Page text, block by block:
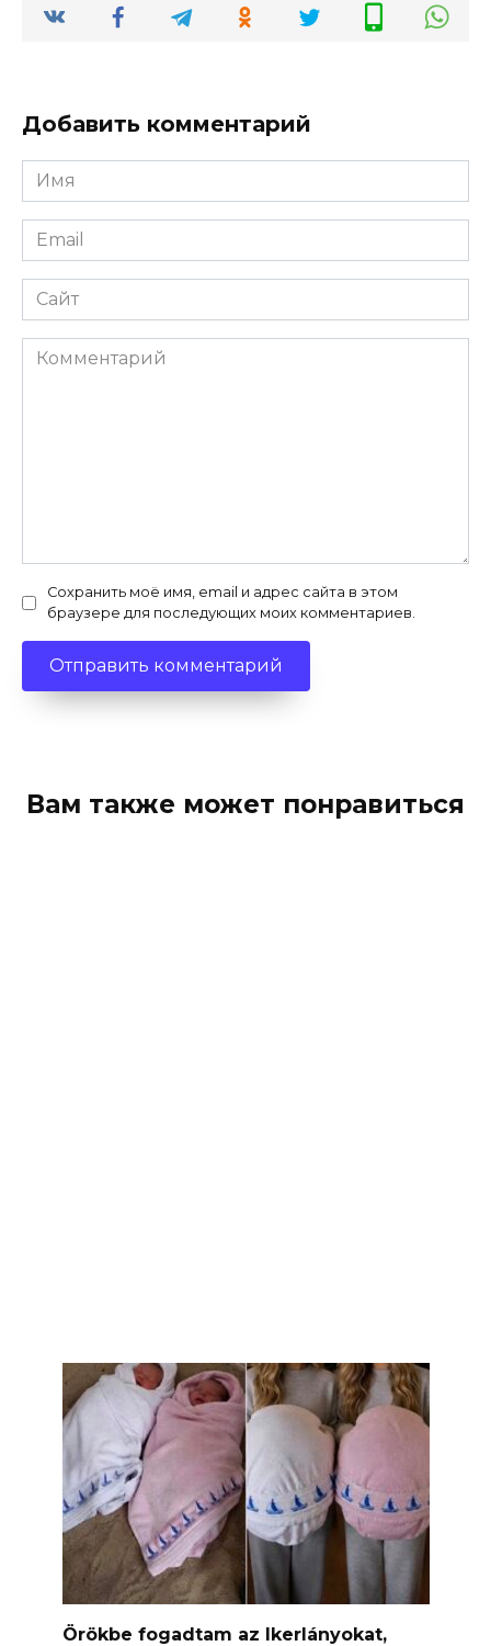
Добавить комментарий
Имя
*
Email
*
Сайт
Комментарий
Сохранить моё имя, email и адрес сайта в этом
браузере для последующих моих комментариев.
Вам также может понравиться
Örökbe fogadtam az Ikerlányokat,